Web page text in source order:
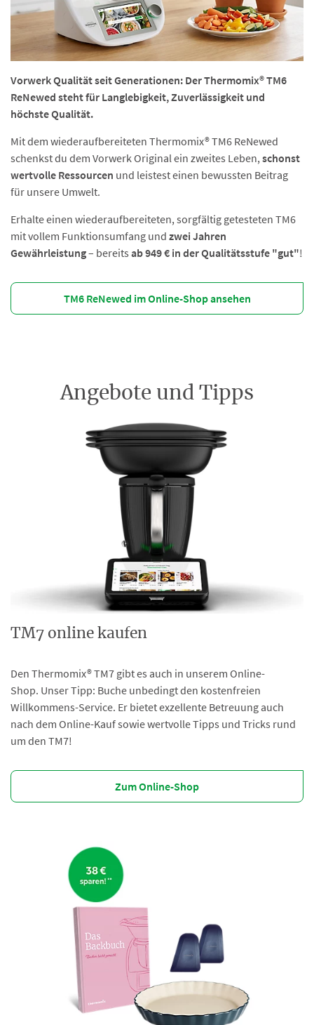
Vorwerk Qualität seit Generationen: Der Thermomix® TM6
ReNewed steht für Langlebigkeit, Zuverlässigkeit und
höchste Qualität.
Mit dem wiederaufbereiteten Thermomix® TM6 ReNewed
schenkst du dem Vorwerk Original ein zweites Leben,schonst
wertvolle Ressourcen und leistest einen bewussten Beitrag
für unsere Umwelt.
Erhalte einen wiederaufbereiteten, sorgfältig getesteten TM6
mit vollem Funktionsumfang und zwei Jahren
Gewährleistung– bereits ab 949 € in der Qualitätsstufe "gut"!
TM6 ReNewed im Online-Shop ansehen
Angebote und Tipps
TM7 online kaufen
Den Thermomix® TM7 gibt es auch in unserem Online-
Shop. Unser Tipp: Buche unbedingt den kostenfreien
Willkommens-Service. Er bietet exzellente Betreuung auch
nach dem Online-Kauf sowie wertvolle Tipps und Tricks rund
um den TM7!
Zum Online-Shop